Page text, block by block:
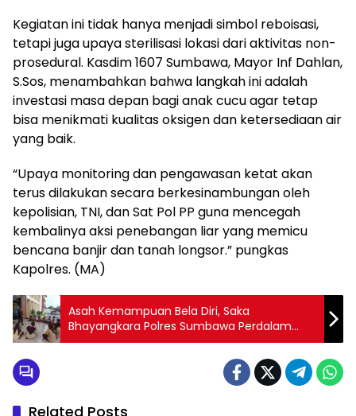
Kegiatan ini tidak hanya menjadi simbol reboisasi,
tetapi juga upaya sterilisasi lokasi dari aktivitas non-
prosedural. Kasdim 1607 Sumbawa, Mayor Inf Dahlan,
S.Sos, menambahkan bahwa langkah ini adalah
investasi masa depan bagi anak cucu agar tetap
bisa menikmati kualitas oksigen dan ketersediaan air
yang baik.
“Upaya monitoring dan pengawasan ketat akan
terus dilakukan secara berkesinambungan oleh
kepolisian, TNI, dan Sat Pol PP guna mencegah
kembalinya aksi penebangan liar yang memicu
bencana banjir dan tanah longsor.” pungkas
Kapolres. (MA)
Asah Kemampuan Bela Diri, Saka
Bhayangkara Polres Sumbawa Perdalam
Teknik Drill Tongkat Polri
Related Posts